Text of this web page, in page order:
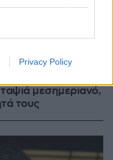
Privacy Policy
μεσημεριανό,
τους